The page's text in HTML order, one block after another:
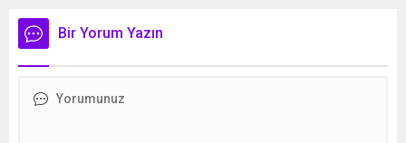
2500 lira ödeyen içerik
üreticisi o anları sosyal
10 bin lira olması lazım."
Bir Yorum Yazın